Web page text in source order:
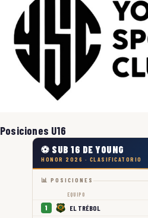
Posiciones U16
⚽ SUB 16 DE YOUNG
HONOR 2026 · CLASIFICATORIO
📊 POSICIONES
EQUIPO
1 EL TRÉBOL